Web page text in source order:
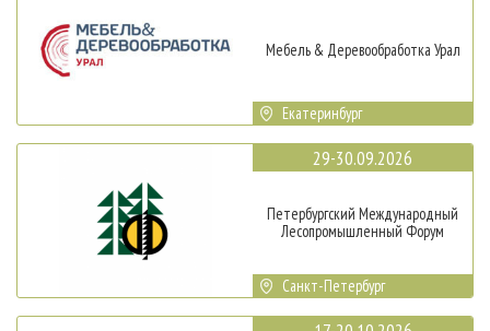
Мебель & Деревообработка Урал
Екатеринбург
29-30.09.2026
Петербургский Международный
Лесопромышленный Форум
Санкт-Петербург